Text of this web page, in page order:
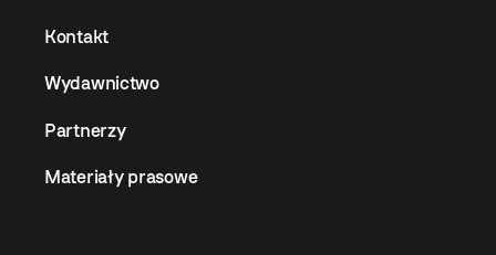
Kontakt
Wydawnictwo
Partnerzy
Materiały prasowe